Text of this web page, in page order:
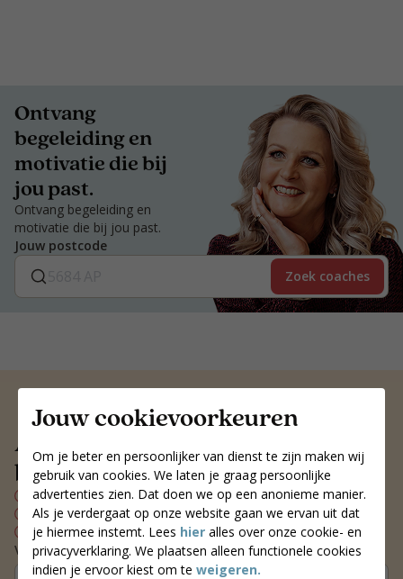
Jouw cookievoorkeuren
Om je beter en persoonlijker van dienst te zijn maken wij
gebruik van cookies. We laten je graag persoonlijke
advertenties zien. Dat doen we op een anonieme manier.
Als je verdergaat op onze website gaan we ervan uit dat
je hiermee instemt. Lees hier alles over onze cookie- en
privacyverklaring. We plaatsen alleen functionele cookies
indien je ervoor kiest om te weigeren.
Ontvang
begeleiding en
motivatie die bij
jou past.
Ontvang begeleiding en
motivatie die bij jou past.
Jouw postcode
Zoek coaches
Altijd een voedingscoach
bij jou in de buurt
Persoonlijk voedingsplan
Wekelijks contact met je coach
Blijvend resultaat
Vind een coach bij jou in de buurt